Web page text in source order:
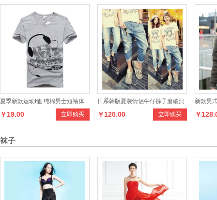
夏季新款运动t恤 纯棉男士短袖体
恤 立即购买
￥19.00
日系韩版夏装情侣牛仔裤子磨破洞
男女款牛仔九分裤情侣9分牛仔裤
立即购买
￥120.00
新款男
衫休闲
￥
袜子